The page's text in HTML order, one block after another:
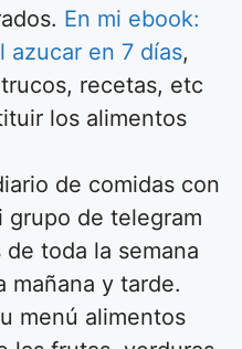
En mi ebook:
azucar en 7 días,
recetas, etc
los alimentos
de comidas con
grupo de telegram
toda la semana
mañana y tarde.
menú alimentos